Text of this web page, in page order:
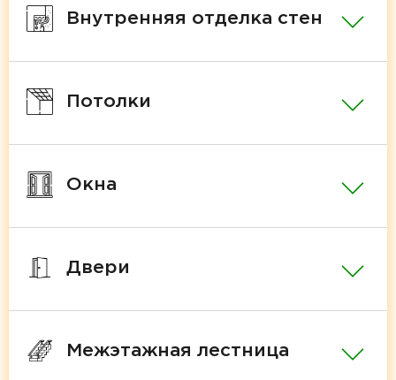
Внутренняя отделка стен
Потолки
Окна
Двери
Межэтажная лестница